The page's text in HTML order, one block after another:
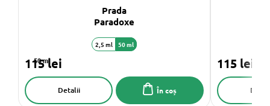
Prada
Paradoxe
50 ml
115 lei
În coș
Detalii
2,5 ml 50 ml
115 lei